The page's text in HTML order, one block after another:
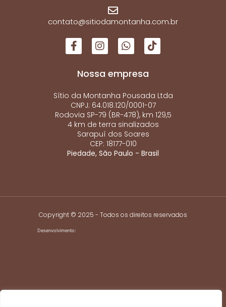
contato@sitiodamontanha.com.br
Nossa empresa
Sítio da Montanha Pousada Ltda
CNPJ: 64.018.120/0001-07
Rodovia SP-79 (BR-478), km 129,5
4 km de terra sinalizados
Sarapuí dos Soares
CEP: 18177-010
Piedade, São Paulo - Brasil
Copyright © 2025 - Todos os direitos reservados
Desenvolvimento: